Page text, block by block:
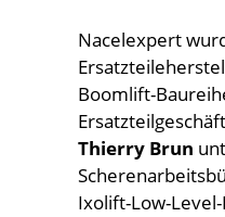
Nacelexpert
Boomlift-
Thierry Brun
Ixolift-Low-